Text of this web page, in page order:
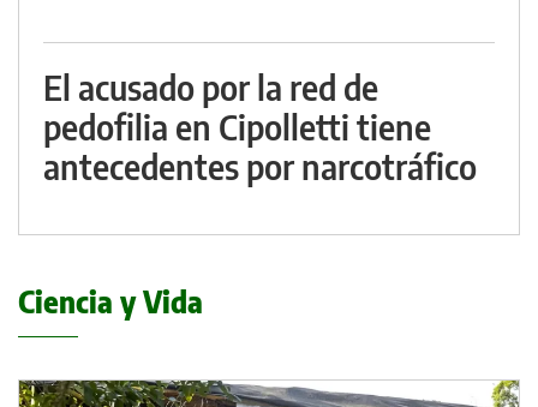
El acusado por la red de
pedofilia en Cipolletti tiene
antecedentes por narcotráfico
Ciencia y Vida